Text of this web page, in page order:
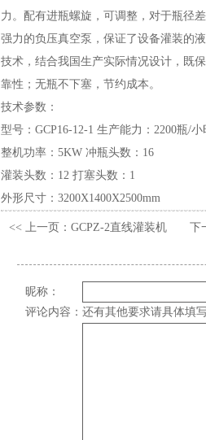
力。配有进瓶螺旋，可调整，对于瓶径
强力的负压真空泵，保证了设备灌装的
技术，结合我国生产实际情况设计，既
靠性；无瓶不下塞，节约成本。
技术参数：
型号：GCP16-12-1 生产能力：2200瓶/小
整机功率：5KW 冲瓶头数：16
灌装头数：12 打塞头数：1
外形尺寸：3200X1400X2500mm
<< 上一页： GCPZ-2直线灌装机 下一
昵称：
评论内容： 还有其他要求请具体填